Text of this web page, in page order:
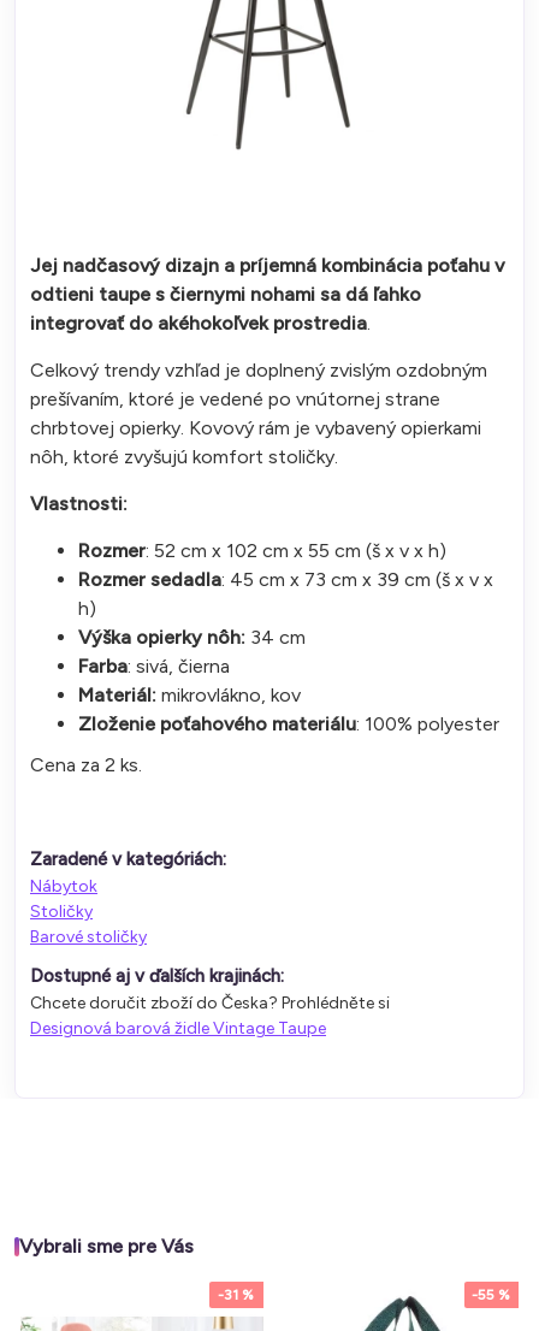
Jej nadčasový dizajn a príjemná kombinácia poťahu v
odtieni taupe s čiernymi nohami sa dá ľahko
integrovať do akéhokoľvek prostredia
Celkový trendy vzhľad je doplnený zvislým ozdobným
prešívaním, ktoré je vedené po vnútornej strane
chrbtovej opierky. Kovový rám je vybavený opierkami
nôh, ktoré zvyšujú komfort stoličky.
Vlastnosti:
Rozmer: 52 cm x 102 cm x 55 cm (š x v x h)
Rozmer sedadla: 45 cm x 73 cm x 39 cm (š x v x
h)
Výška opierky nôh: 34 cm
Farba: sivá, čierna
Materiál: mikrovlákno, kov
Zloženie poťahového materiálu: 100% polyester
Cena za 2 ks.
Zaradené v kategóriách:
Nábytok
Stoličky
Barové stoličky
Dostupné aj v ďalších krajinách:
Chcete doručit zboží do Česka? Prohlédněte si
Designová barová židle Vintage Taupe
Vybrali sme pre Vás
-31 % -55 %